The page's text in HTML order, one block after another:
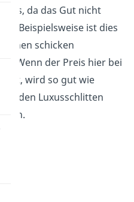
da das Gut nicht
Beispielsweise ist dies
einen schicken
Wenn der Preis hier bei
liegt, wird so gut wie
den Luxusschlitten